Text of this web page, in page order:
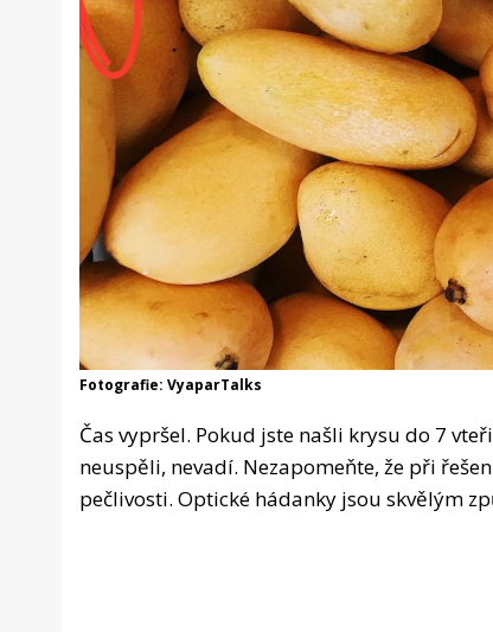
Fotografie: VyaparTalks
Čas vypršel. Pokud jste našli krysu do 7
neuspěli, nevadí. Nezapomeňte, že při
pečlivosti. Optické hádanky jsou skvělým